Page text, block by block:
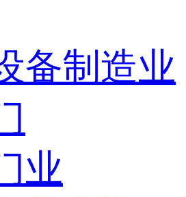
备制造业
业